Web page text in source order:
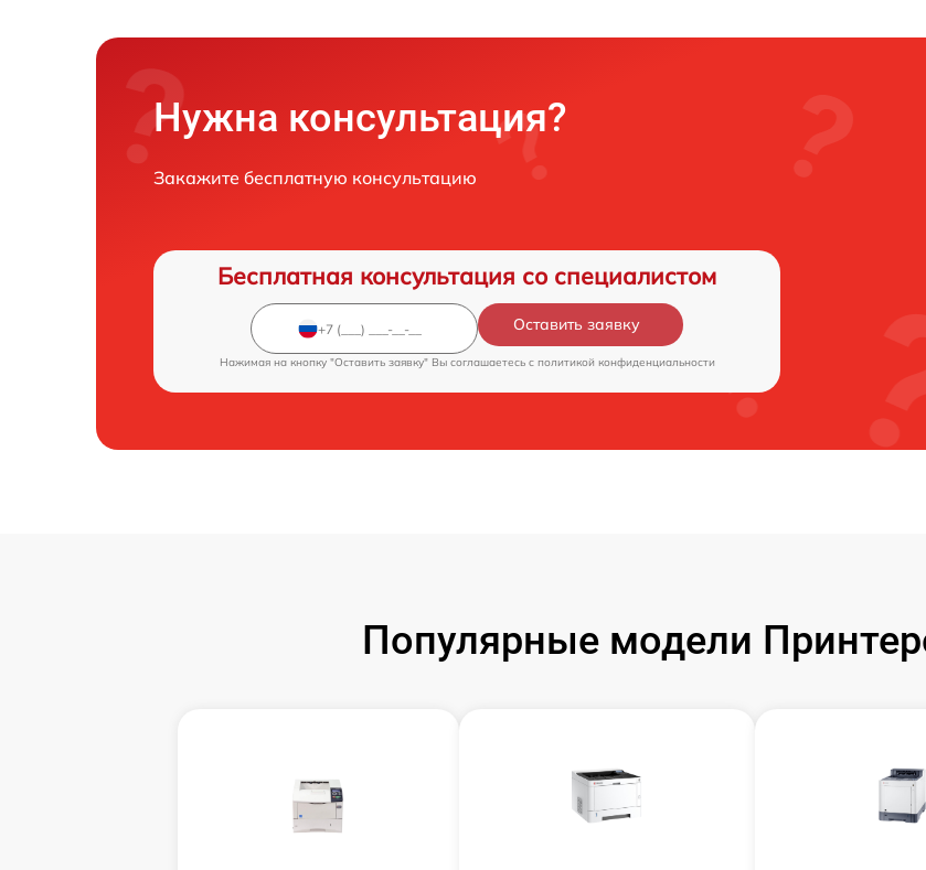
Нужна консультация?
Закажите бесплатную консультацию
Бесплатная консультация со специалистом
Оставить заявку
Нажимая на кнопку "Оставить заявку" Вы соглашаетесь c политикой конфиденциальности
Популярные модели